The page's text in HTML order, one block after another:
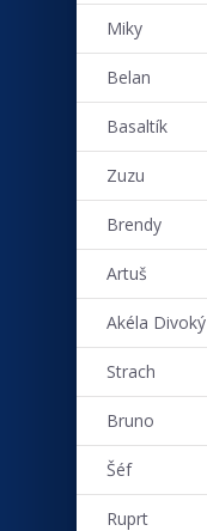
Miky
Belan
Basaltík
Zuzu
Brendy
Artuš
Akéla Divoký
Strach
Bruno
Šéf
Ruprt